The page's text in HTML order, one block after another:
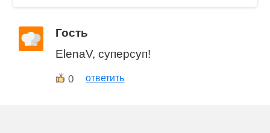
Гость
ElenaV, суперсуп!
0 ответить